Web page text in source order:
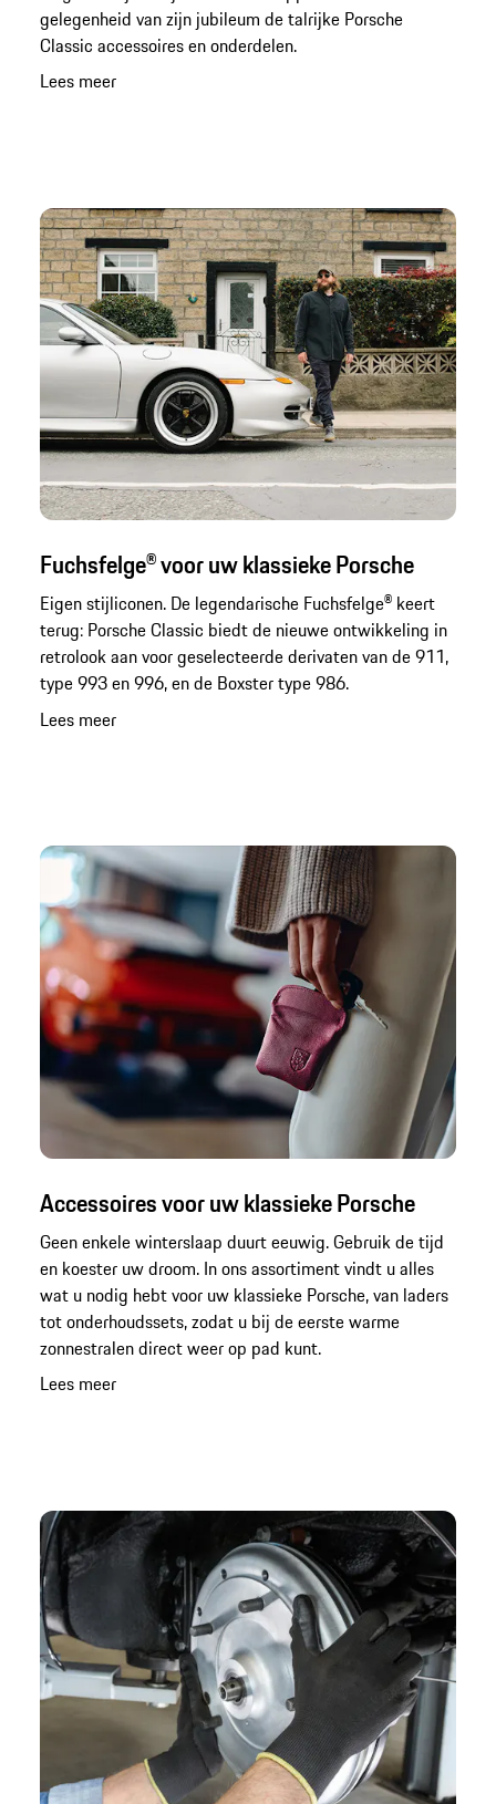
gelegenheid van zijn jubileum de talrijke Porsche
Classic accessoires en onderdelen.
Lees meer
Fuchsfelge® voor uw klassieke Porsche
Eigen stijliconen. De legendarische Fuchsfelge® keert
terug: Porsche Classic biedt de nieuwe ontwikkeling in
retrolook aan voor geselecteerde derivaten van de 911,
type 993 en 996, en de Boxster type 986.
Lees meer
Accessoires voor uw klassieke Porsche
Geen enkele winterslaap duurt eeuwig. Gebruik de tijd
en koester uw droom. In ons assortiment vindt u alles
wat u nodig hebt voor uw klassieke Porsche, van laders
tot onderhoudssets, zodat u bij de eerste warme
zonnestralen direct weer op pad kunt.
Lees meer